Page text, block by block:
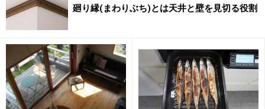
廻り縁(まわりぶち)とは天井と壁を見切る役割